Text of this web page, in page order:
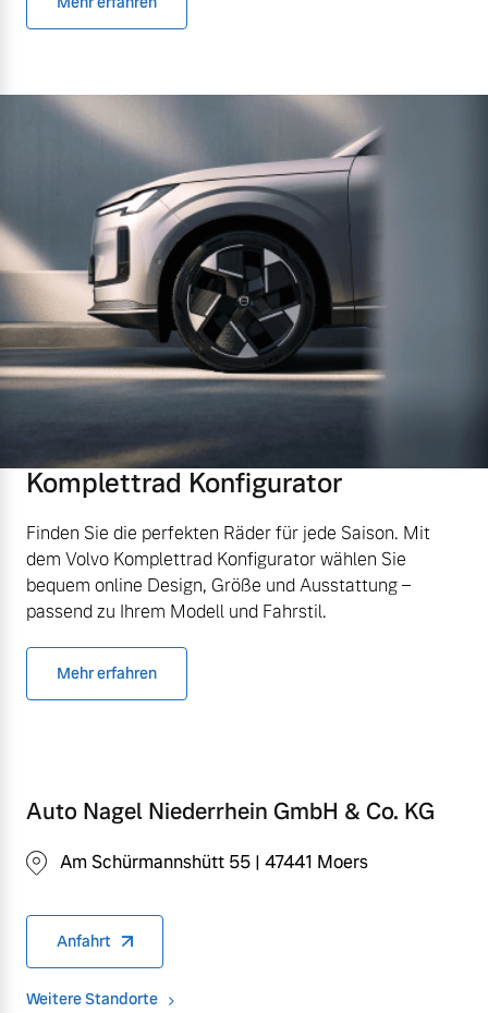
Komplettrad Konfigurator
Finden Sie die perfekten Räder für jede Saison. Mit
dem Volvo Komplettrad Konfigurator wählen Sie
bequem online Design, Größe und Ausstattung –
passend zu Ihrem Modell und Fahrstil.
Mehr erfahren
Auto Nagel Niederrhein GmbH & Co. KG
Am Schürmannshütt 55 | 47441 Moers
Anfahrt
Weitere Standorte